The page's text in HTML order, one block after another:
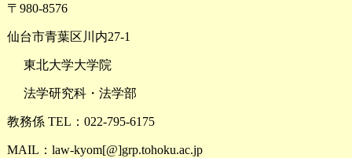
〒980-8576
仙台市青葉区川内27-1
東北大学大学院
法学研究科・法学部
教務係 TEL：022-795-6175
MAIL：law-kyom[@]grp.tohoku.ac.jp